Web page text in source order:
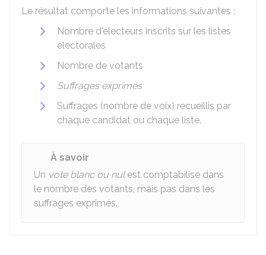
Le résultat comporte les informations suivantes :
Nombre d'électeurs inscrits sur les listes
électorales
Nombre de votants
Suffrages exprimés
Suffrages (nombre de voix) recueillis par
chaque candidat ou chaque liste.
À savoir
Un vote blanc ou nulest comptabilisé dans
le nombre des votants, mais pas dans les
suffrages exprimés.